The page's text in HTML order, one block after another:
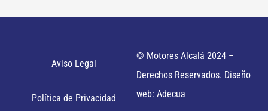
Aviso Legal
Política de Privacidad
© Motores Alcalá 2024 –
Derechos Reservados. Diseño
web: Adecua